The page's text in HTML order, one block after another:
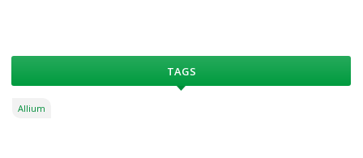
TAGS
Allium